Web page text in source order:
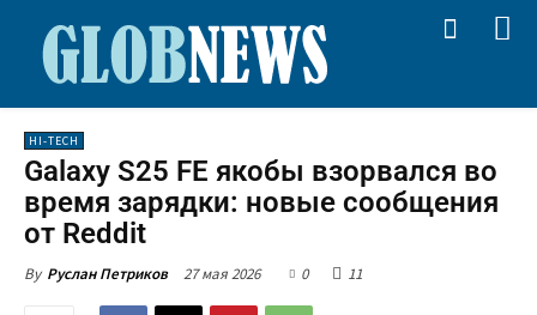
HI-TECH
Galaxy S25 FE якобы взорвался во
время зарядки: новые сообщения
от Reddit
By Руслан Петриков 27 мая 2026 0 11